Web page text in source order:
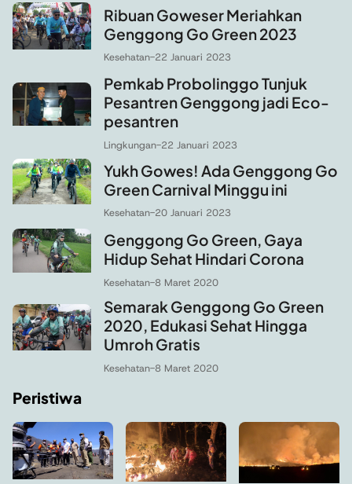
Ribuan Goweser Meriahkan
Genggong Go Green 2023
Kesehatan-22 Januari 2023
Pemkab Probolinggo Tunjuk
Pesantren Genggong jadi Eco-
pesantren
Lingkungan-22 Januari 2023
Yukh Gowes! Ada Genggong Go
Green Carnival Minggu ini
Kesehatan-20 Januari 2023
Genggong Go Green, Gaya
Hidup Sehat Hindari Corona
Kesehatan-8 Maret 2020
Semarak Genggong Go Green
2020, Edukasi Sehat Hingga
Umroh Gratis
Kesehatan-8 Maret 2020
Peristiwa